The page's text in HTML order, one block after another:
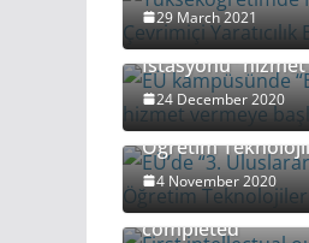
29 March 2021
EÜ kampüsünde
İstasyonu”
24 December 2020
EÜ’de “3.
Öğretim
4 November 2020
First intellectual
completed